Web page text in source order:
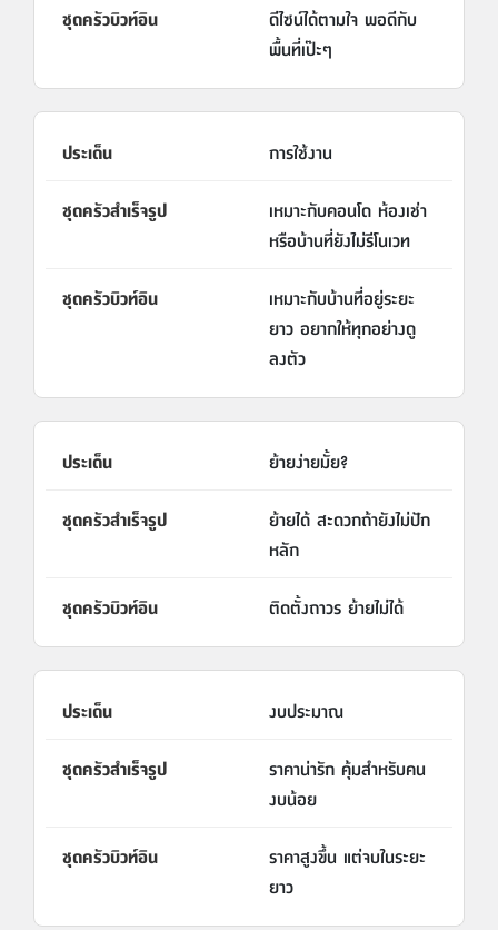
ดีไซน์ได้ตามใจ พอดีกับ
พื้นที่เป๊ะๆ
การใช้งาน
เหมาะกับคอนโด ห้องเช่า
หรือบ้านที่ยังไม่รีโนเวท
เหมาะกับบ้านที่อยู่ระยะ
ยาว อยากให้ทุกอย่างดู
ลงตัว
ย้ายง่ายมั้ย?
ย้ายได้ สะดวกถ้ายังไม่ปัก
หลัก
ติดตั้งถาวร ย้ายไม่ได้
งบประมาณ
ราคาน่ารัก คุ้มสำหรับคน
งบน้อย
ราคาสูงขึ้น แต่จบในระยะ
ยาว